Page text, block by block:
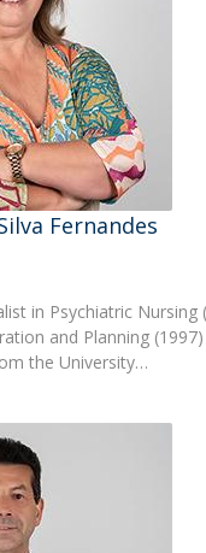
Fernandes
in Psychiatric Nursing
and Planning
the University…